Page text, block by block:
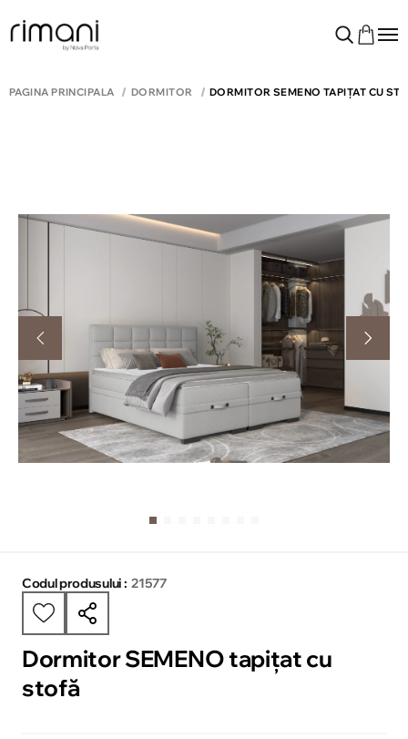
PAGINA PRINCIPALĂ DORMITOR DORMITOR SEMENO TAPIȚAT CU
Codul produsului : 21577
Dormitor SEMENO tapițat cu
stofă